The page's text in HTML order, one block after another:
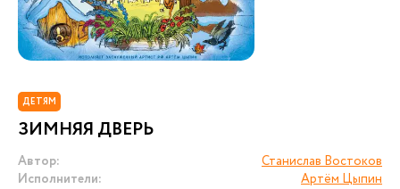
ДЕТЯМ
ЗИМНЯЯ ДВЕРЬ
Автор:
Станислав Востоков
Исполнители:
Артём Цыпин